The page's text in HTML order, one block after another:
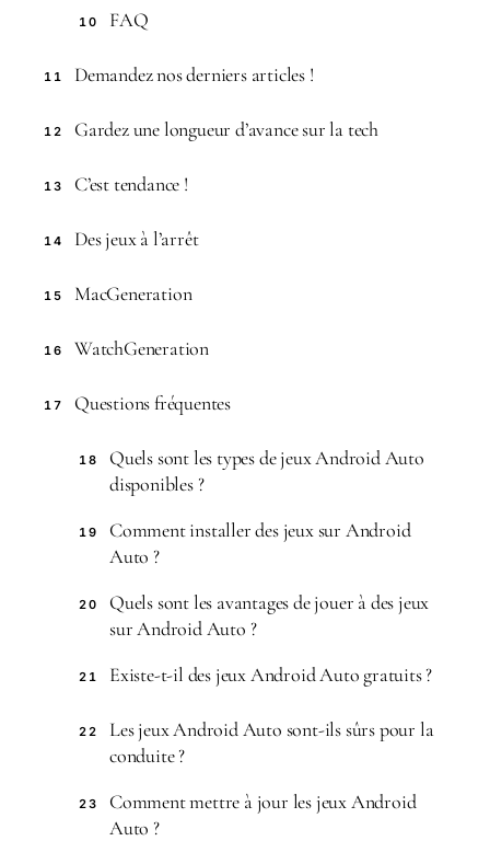
10 FAQ
11 Demandez nos derniers articles !
12 Gardez une longueur d’avance sur la tech
13 C’est tendance !
14 Des jeux à l’arrêt
15 MacGeneration
16 WatchGeneration
17 Questions fréquentes
18
Quels sont les types de jeux Android Auto
disponibles ?
19
Comment installer des jeux sur Android
Auto ?
20
Quels sont les avantages de jouer à des jeux
sur Android Auto ?
21 Existe-t-il des jeux Android Auto gratuits ?
22
Les jeux Android Auto sont-ils sûrs pour la
conduite ?
23
Comment mettre à jour les jeux Android
Auto ?